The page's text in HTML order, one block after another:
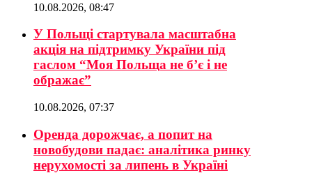
10.08.2026, 08:47
У Польщі стартувала масштабна
акція на підтримку України під
гаслом “Моя Польща не б’є і не
ображає”
10.08.2026, 07:37
Оренда дорожчає, а попит на
новобудови падає: аналітика ринку
нерухомості за липень в Україні